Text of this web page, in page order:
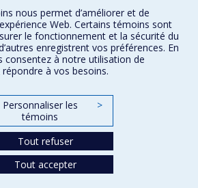
Université de
Montréal
nous permet d’améliorer et de
Web. Certains témoins sont
le fonctionnement et la sécurité du
enregistrent vos préférences. En
consentez à notre utilisation de
à vos besoins.
Personnaliser les
témoins
>
Tout refuser
Tout accepter